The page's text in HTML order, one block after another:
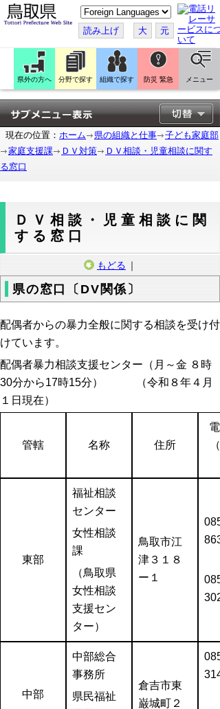
こ
の
ペ
ー
ジ
翻
訳
す
る
読み上げ 大 元
県外の方へ 分野で探す 組織で探す 防災 緊急 メニュー
現在の位置： ホーム 県の組織と仕事
子ども家庭部
家庭支援課
ＤＶ対策
ＤＶ相談・児童相談に関す
る窓口
ＤＶ相談・児童相談に関
する窓口
もどる ｜
県の窓口〔DV関係〕
配偶者からの暴力全般に関する相談を受け付
けています。
配偶者暴力相談支援センター（月～金 ８時
30分から17時15分） （令和８年４月
１日現在）
管轄 名称 住所
東部
福祉相談
センター
女性相談
課
（鳥取県
女性相談
支援セン
ター）
鳥取市江
津３１８
ー１
中部
中部総合
事務所
県民福祉
倉吉市東
巌城町２